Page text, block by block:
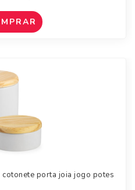
porta joia jogo potes